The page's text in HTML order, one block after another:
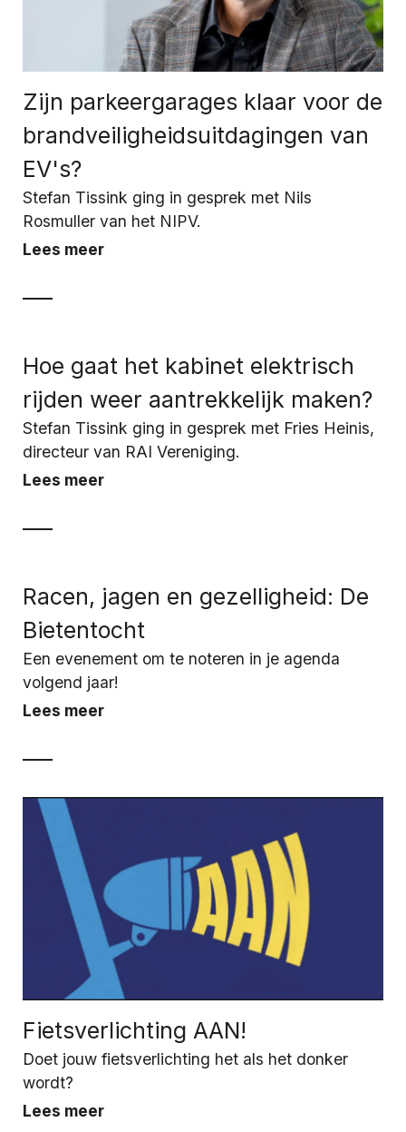
Zijn parkeergarages klaar voor de
brandveiligheidsuitdagingen van
EV's?
Stefan Tissink ging in gesprek met Nils
Rosmuller van het NIPV.
Lees meer
Hoe gaat het kabinet elektrisch
rijden weer aantrekkelijk maken?
Stefan Tissink ging in gesprek met Fries Heinis,
directeur van RAI Vereniging.
Lees meer
Racen, jagen en gezelligheid: De
Bietentocht
Een evenement om te noteren in je agenda
volgend jaar!
Lees meer
Fietsverlichting AAN!
Doet jouw fietsverlichting het als het donker
wordt?
Lees meer